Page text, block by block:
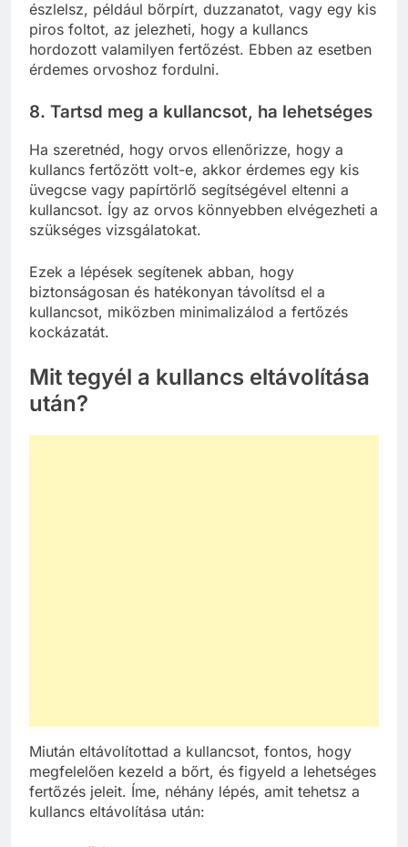
észlelsz, például bőrpírt, duzzanatot, vagy egy kis
piros foltot, az jelezheti, hogy a kullancs
hordozott valamilyen fertőzést. Ebben az esetben
érdemes orvoshoz fordulni.
8. Tartsd meg a kullancsot, ha lehetséges
Ha szeretnéd, hogy orvos ellenőrizze, hogy a
kullancs fertőzött volt-e, akkor érdemes egy kis
üvegcse vagy papírtörlő segítségével eltenni a
kullancsot. Így az orvos könnyebben elvégezheti a
szükséges vizsgálatokat.
Ezek a lépések segítenek abban, hogy
biztonságosan és hatékonyan távolítsd el a
kullancsot, miközben minimalizálod a fertőzés
kockázatát.
Mit tegyél a kullancs eltávolítása
után?
Miután eltávolítottad a kullancsot, fontos, hogy
megfelelően kezeld a bőrt, és figyeld a lehetséges
fertőzés jeleit. Íme, néhány lépés, amit tehetsz a
kullancs eltávolítása után: